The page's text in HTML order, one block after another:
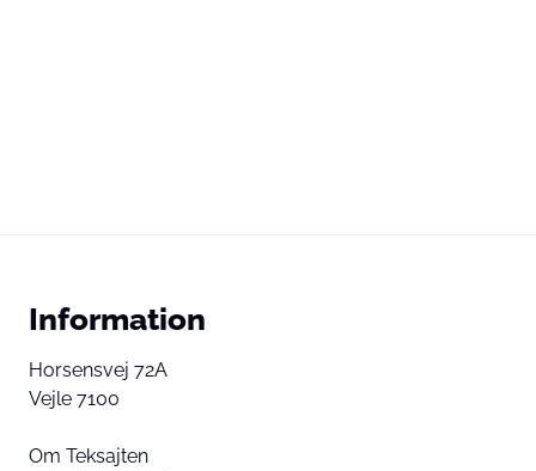
Information
Horsensvej 72A
Vejle 7100
Om Teksajten